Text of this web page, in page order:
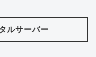
ルサーバー